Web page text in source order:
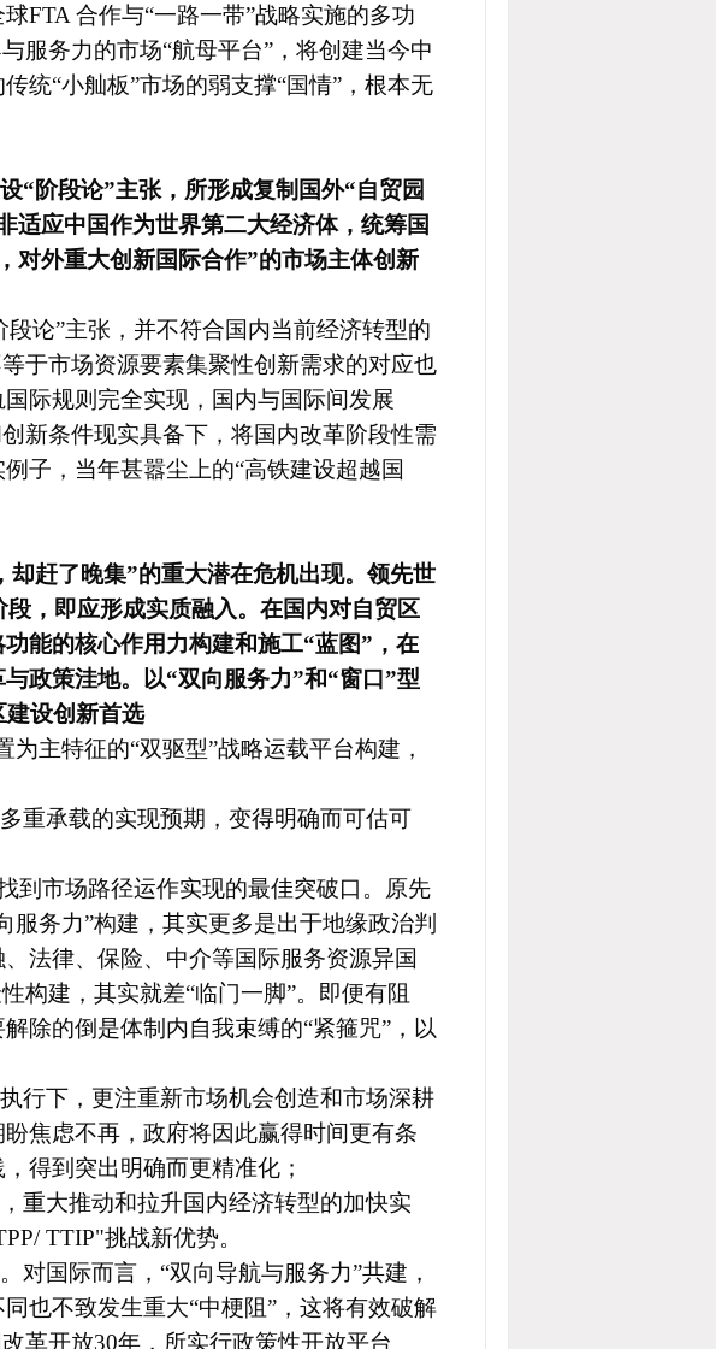
FTA 合作与“一路一带”战略实施的多功
服务力的市场“航母平台”，将创建当今中
统“小舢板”市场的弱支撑“国情”，根本无
“阶段论”主张，所形成复制国外“自贸园
适应中国作为世界第二大经济体，统筹国
对外重大创新国际合作”的市场主体创新
论”主张，并不符合国内当前经济转型的
于市场资源要素集聚性创新需求的对应也
际规则完全实现，国内与国际间发展
新条件现实具备下，将国内改革阶段性需
子，当年甚嚣尘上的“高铁建设超越国
赶了晚集”的重大潜在危机出现。领先世
，即应形成实质融入。在国内对自贸区
能的核心作用力构建和施工“蓝图”，在
政策洼地。以“双向服务力”和“窗口”型
建设创新首选
为主特征的“双驱型”战略运载平台构建 ，
重承载的实现预期，变得明确而可估可
到市场路径运作实现的最佳突破口。原先
务力”构建，其实更多是出于地缘政治判
法律、保险、中介等国际服务资源异国
构建，其实就差“临门一脚”。即便有阻
除的倒是体制内自我束缚的“紧箍咒”，以
行下，更注重新市场机会创造和市场深耕
焦虑不再，政府将因此赢得时间更有条
得到突出明确而更精准化；
重大推动和拉升国内经济转型的加快实
TTIP"挑战新优势。
对国际而言，“双向导航与服务力”共建，
也不致发生重大“中梗阻”，这将有效破解
革开放30年，所实行政策性开放平台